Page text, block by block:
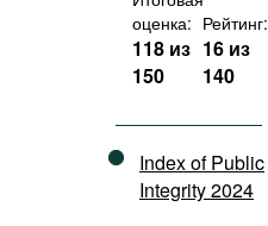
оценка:
118 из
150
Рейтинг:
16 из
140
Index of Public
Integrity 2024